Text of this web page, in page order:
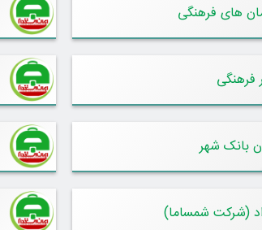
های فرهنگی
فرهنگی
بانک شهر
(شرکت شمساما)